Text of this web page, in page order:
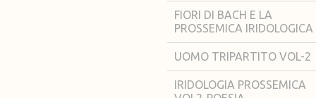
FIORI DI BACH E LA
PROSSEMICA IRIDOLOGICA
UOMO TRIPARTITO VOL-2
IRIDOLOGIA PROSSEMICA